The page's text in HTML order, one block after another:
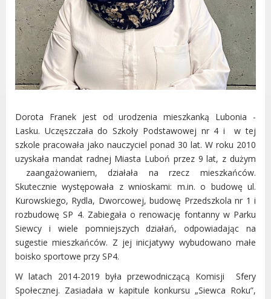
Dorota Franek jest od urodzenia mieszkanką Lubonia -
Lasku. Uczęszczała do Szkoły Podstawowej nr 4 i w tej
szkole pracowała jako nauczyciel ponad 30 lat. W roku 2010
uzyskała mandat radnej Miasta Luboń przez 9 lat, z dużym
zaangażowaniem, działała na rzecz mieszkańców.
Skutecznie występowała z wnioskami: m.in. o budowę ul.
Kurowskiego, Rydla, Dworcowej, budowę Przedszkola nr 1 i
rozbudowę SP 4. Zabiegała o renowację fontanny w Parku
Siewcy i wiele pomniejszych działań, odpowiadając na
sugestie mieszkańców. Z jej inicjatywy wybudowano małe
boisko sportowe przy SP4.
W latach 2014-2019 była przewodniczącą Komisji Sfery
Społecznej. Zasiadała w kapitule konkursu „Siewca Roku”,